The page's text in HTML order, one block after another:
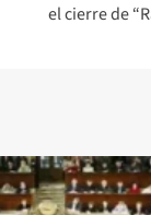
el cierre de